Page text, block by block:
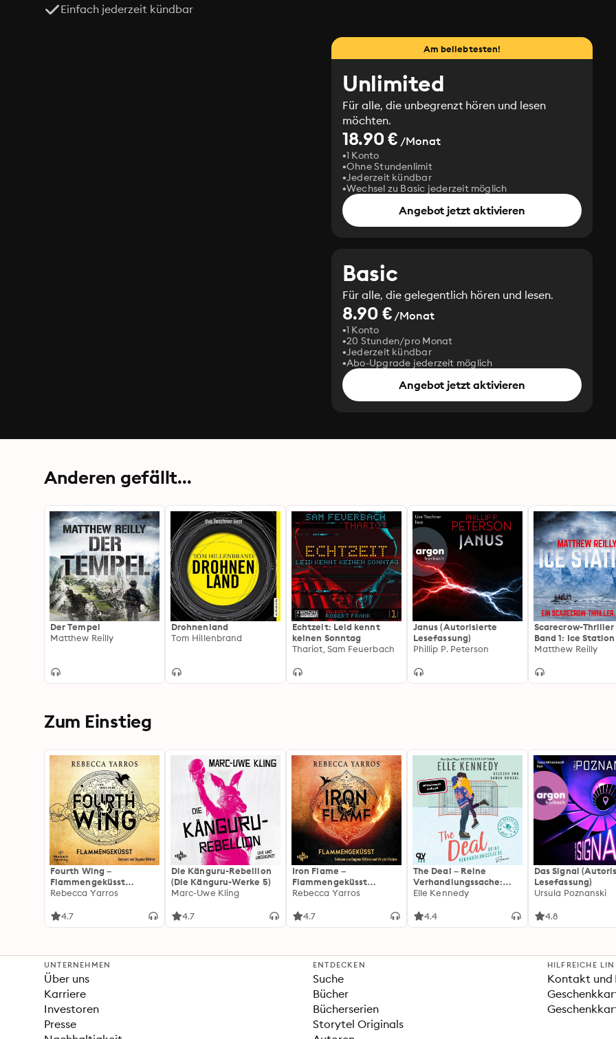
Einfach jederzeit kündbar
Am beliebtesten!
Unlimited
Für alle, die unbegrenzt hören und lesen
möchten.
18.90 € /Monat
1 Konto
Ohne Stundenlimit
Jederzeit kündbar
Wechsel zu Basic jederzeit möglich
Angebot jetzt aktivieren
Basic
Für alle, die gelegentlich hören und lesen.
8.90 €/Monat
1 Konto
20 Stunden/pro Monat
Jederzeit kündbar
Abo-Upgrade jederzeit möglich
Angebot jetzt aktivieren
Anderen gefällt...
Der Tempel
Matthew Reilly
Drohnenland
Tom Hillenbrand
Echtzeit: Leid kennt
keinen Sonntag
Thariot, Sam Feuerbach
Janus (Autorisierte
Lesefassung)
Phillip P. Peterson
Scarecrow-Thriller
Band 1: Ice Station
Matthew Reilly
Zum Einstieg
Fourth Wing –
Flammengeküsst
(Flammengeküsst-Reihe
Rebecca Yarros
4.7
Die Känguru-Rebellion
(Die Känguru-Werke 5)
Marc-Uwe Kling
4.7
Iron Flame –
Flammengeküsst
(Flammengeküsst-Reihe
Fortsetzung des
Rebecca Yarros
4.7
The Deal – Reine
Verhandlungssache:
Off-Campus 1 | Roman |
Prickelnde College-
Elle Kennedy
4.4
Das Signal
Lesefassung)
Ursula Poznanski
4.8
UNTERNEHMEN
Über uns
Karriere
Investoren
Presse
ENTDECKEN
Suche
Bücher
Bücherserien
Storytel Originals
HILFREICHE
Kontakt und